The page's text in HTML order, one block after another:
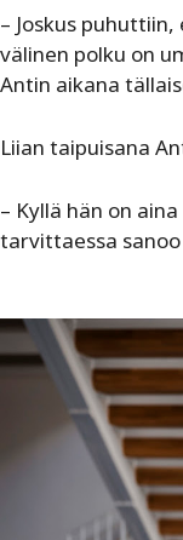
– Joskus
välinen polku on
Antin aikana
Liian taipuisana
– Kyllä hän on
tarvittaessa